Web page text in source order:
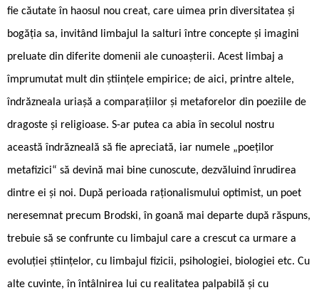
fie căutate în haosul nou creat, care uimea prin diversitatea și
bogăția sa, invitând limbajul la salturi între concepte și imagini
preluate din diferite domenii ale cunoașterii. Acest limbaj a
împrumutat mult din științele empirice; de aici, printre altele,
îndrăzneala uriașă a comparațiilor și metaforelor din poeziile de
dragoste și religioase. S-ar putea ca abia în secolul nostru
această îndrăzneală să fie apreciată, iar numele „poeților
metafizici“ să devină mai bine cunoscute, dezvăluind înrudirea
dintre ei și noi. După perioada raționalismului optimist, un poet
neresemnat precum Brodski, în goană mai departe după răspuns,
trebuie să se confrunte cu limbajul care a crescut ca urmare a
evoluției științelor, cu limbajul fizicii, psihologiei, biologiei etc. Cu
alte cuvinte, în întâlnirea lui cu realitatea palpabilă și cu